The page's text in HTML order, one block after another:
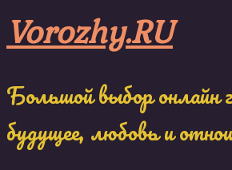
to
content
Vorozhy.RU
Большой выбор онлайн
будущее, любовь и